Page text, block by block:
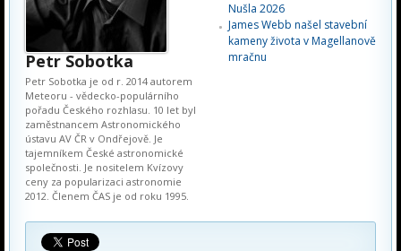
Petr Sobotka
Petr Sobotka je od r. 2014 autorem
Meteoru - vědecko-populárního
pořadu Českého rozhlasu. 10 let byl
zaměstnancem Astronomického
ústavu AV ČR v Ondřejově. Je
tajemníkem České astronomické
společnosti. Je nositelem Kvízovy
ceny za popularizaci astronomie
2012. Členem ČAS je od roku 1995.
Nušla 2026
James Webb našel stavební
kameny života v Magellanově
mračnu